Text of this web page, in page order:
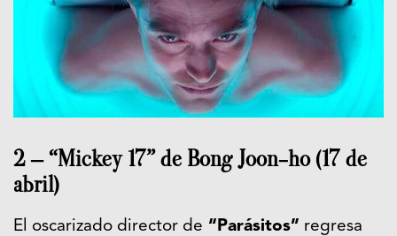
2 – “Mickey 17” de Bong Joon-ho (17 de
abril)
El oscarizado director de “Parásitos” regresa